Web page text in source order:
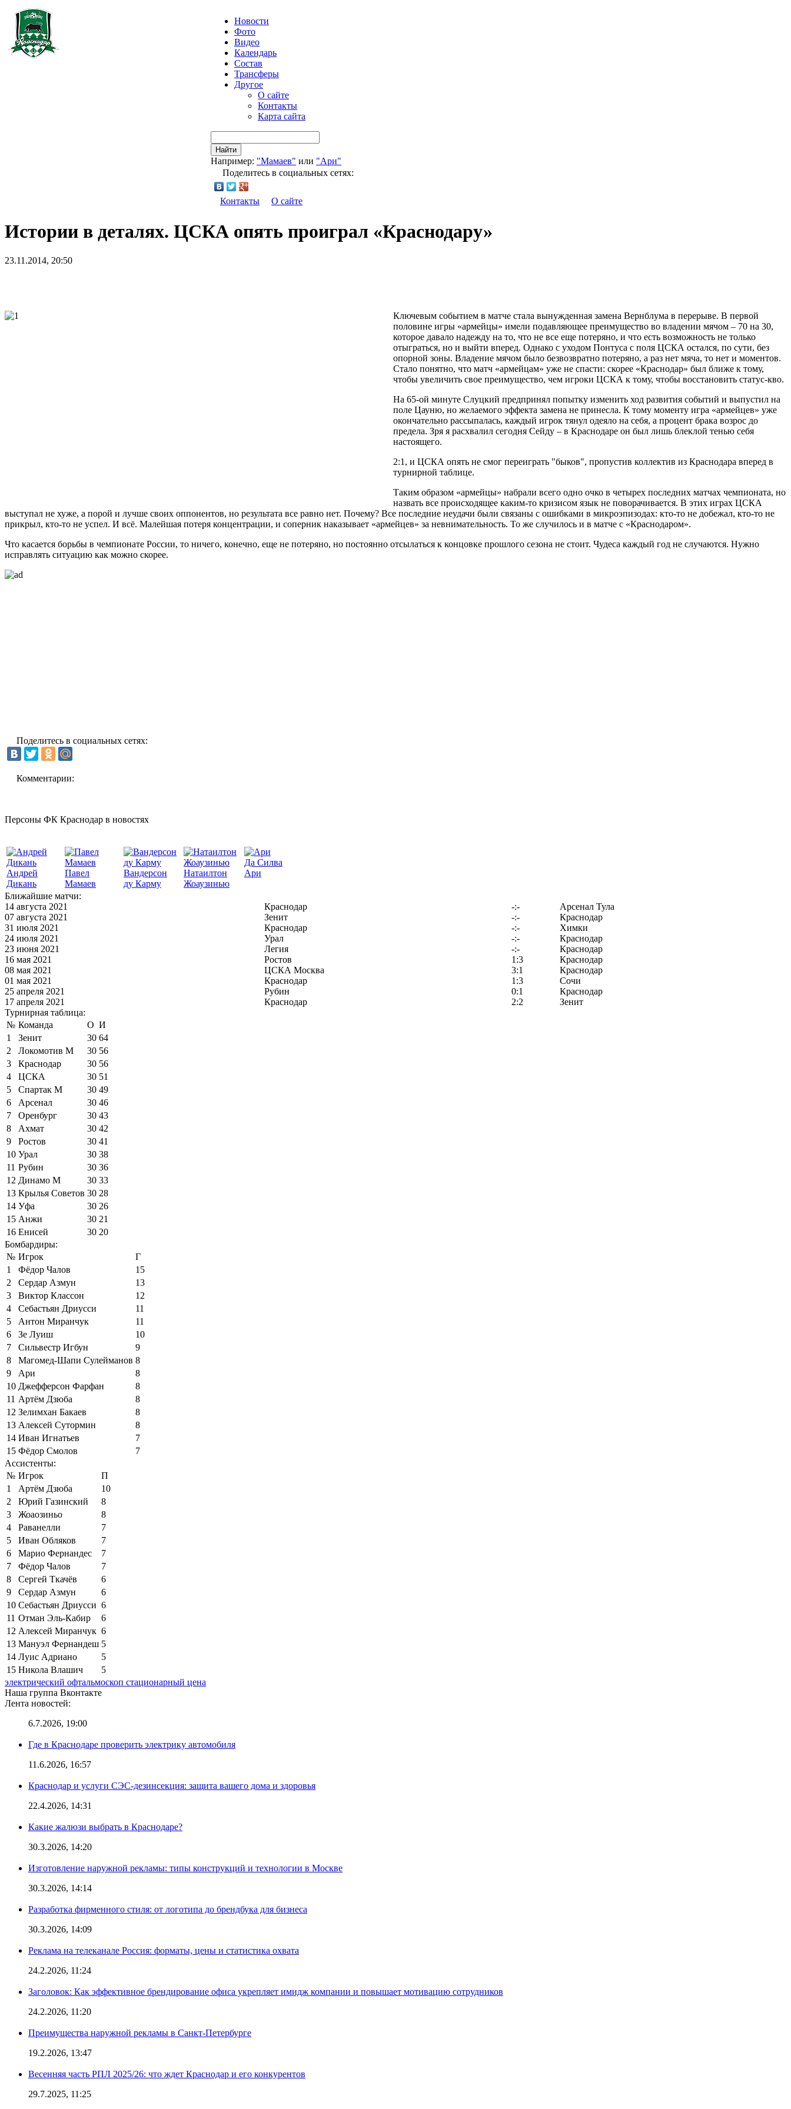
Новости
Фото
Видео
Календарь
Состав
Трансферы
Другое
О сайте
Контакты
Карта сайта
Найти
Например: "Мамаев" или "Ари"
Поделитесь в социальных сетях:
Контакты О сайте
Истории в деталях. ЦСКА опять проиграл «Краснодару»
23.11.2014, 20:50
Ключевым событием в матче стала вынужденная замена Вернблума в перерыве. В первой
половине игры «армейцы» имели подавляющее преимущество во владении мячом – 70 на 30,
которое давало надежду на то, что не все еще потеряно, и что есть возможность не только
отыграться, но и выйти вперед. Однако с уходом Понтуса с поля ЦСКА остался, по сути, без
опорной зоны. Владение мячом было безвозвратно потеряно, а раз нет мяча, то нет и моментов.
Стало понятно, что матч «армейцам» уже не спасти: скорее «Краснодар» был ближе к тому,
чтобы увеличить свое преимущество, чем игроки ЦСКА к тому, чтобы восстановить статус-кво.
На 65-ой минуте Слуцкий предпринял попытку изменить ход развития событий и выпустил на
поле Цауню, но желаемого эффекта замена не принесла. К тому моменту игра «армейцев» уже
окончательно рассыпалась, каждый игрок тянул одеяло на себя, а процент брака возрос до
предела. Зря я расхвалил сегодня Сейду – в Краснодаре он был лишь блеклой тенью себя
настоящего.
2:1, и ЦСКА опять не смог переиграть "быков", пропустив коллектив из Краснодара вперед в
турнирной таблице.
Таким образом «армейцы» набрали всего одно очко в четырех последних матчах чемпионата, но
назвать все происходящее каким-то кризисом язык не поворачивается. В этих играх ЦСКА
выступал не хуже, а порой и лучше своих оппонентов, но результата все равно нет. Почему? Все последние неудачи были связаны с ошибками в микроэпизодах: кто-то не добежал, кто-то не
прикрыл, кто-то не успел. И всё. Малейшая потеря концентрации, и соперник наказывает «армейцев» за невнимательность. То же случилось и в матче с «Краснодаром».
Что касается борьбы в чемпионате России, то ничего, конечно, еще не потеряно, но постоянно отсылаться к концовке прошлого сезона не стоит. Чудеса каждый год не случаются. Нужно
исправлять ситуацию как можно скорее.
Поделитесь в социальных сетях:
Комментарии:
Персоны ФК Краснодар в новостях
Андрей
Дикань
Павел
Мамаев
Вандерсон
ду Карму
Натаилтон
Жоаузинью
Да Силва
Ари
Ближайшие матчи:
14 августа 2021
Краснодар -:-
Арсенал Тула
07 августа 2021
Зенит -:-
Краснодар
31 июля 2021
Краснодар -:-
Химки
24 июля 2021
Урал -:-
Краснодар
23 июня 2021
Легия -:-
Краснодар
16 мая 2021
Ростов 1:3
Краснодар
08 мая 2021
ЦСКА Москва 3:1
Краснодар
01 мая 2021
Краснодар 1:3
Сочи
25 апреля 2021
Рубин 0:1
Краснодар
17 апреля 2021
Краснодар 2:2
Зенит
Турнирная таблица:
№ Команда О И
1
Зенит 30 64
2
Локомотив М 30 56
3
Краснодар 30 56
4
ЦСКА 30 51
5
Спартак М 30 49
6
Арсенал 30 46
7
Оренбург 30 43
8
Ахмат 30 42
9
Ростов 30 41
10 Урал 30 38
11 Рубин 30 36
12 Динамо М 30 33
13 Крылья Советов 30 28
14 Уфа 30 26
15 Анжи 30 21
16 Енисей 30 20
Бомбардиры:
№ Игрок
Г
1
Фёдор Чалов
15
2
Сердар Азмун
13
3
Виктор Классон
12
4
Себастьян Дриусси
11
5
Антон Миранчук
11
6
Зе Луиш
10
7
Сильвестр Игбун
9
8
Магомед-Шапи Сулейманов 8
9
Ари
8
10 Джефферсон Фарфан
8
11 Артём Дзюба
8
12 Зелимхан Бакаев
8
13 Алексей Сутормин
8
14 Иван Игнатьев
7
15 Фёдор Смолов
7
Ассистенты:
№ Игрок
П
1
Артём Дзюба
10
2
Юрий Газинский
8
3
Жоаозиньо
8
4
Раванелли
7
5
Иван Обляков
7
6
Марио Фернандес
7
7
Фёдор Чалов
7
8
Сергей Ткачёв
6
9
Сердар Азмун
6
10 Себастьян Дриусси 6
11 Отман Эль-Кабир
6
12 Алексей Миранчук 6
13 Мануэл Фернандеш 5
14 Луис Адриано
5
15 Никола Влашич
5
электрический офтальмоскоп стационарный цена
Наша группа Вконтакте
Лента новостей:
6.7.2026, 19:00
Где в Краснодаре проверить электрику автомобиля
11.6.2026, 16:57
Краснодар и услуги СЭС-дезинсекция: защита вашего дома и здоровья
22.4.2026, 14:31
Какие жалюзи выбрать в Краснодаре?
30.3.2026, 14:20
Изготовление наружной рекламы: типы конструкций и технологии в Москве
30.3.2026, 14:14
Разработка фирменного стиля: от логотипа до брендбука для бизнеса
30.3.2026, 14:09
Реклама на телеканале Россия: форматы, цены и статистика охвата
24.2.2026, 11:24
Заголовок: Как эффективное брендирование офиса укрепляет имидж компании и повышает мотивацию сотрудников
24.2.2026, 11:20
Преимущества наружной рекламы в Санкт-Петербурге
19.2.2026, 13:47
Весенняя часть РПЛ 2025/26: что ждет Краснодар и его конкурентов
29.7.2025, 11:25